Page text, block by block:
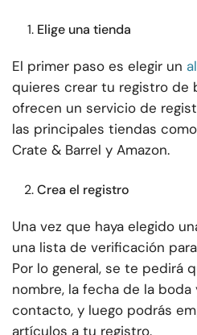
Elige una tienda
El primer paso es elegir un
quieres crear tu registro de
ofrecen un servicio de
las principales tiendas
Crate & Barrel y Amazon.
Crea el registro
Una vez que haya elegido
una lista de verificación
Por lo general, se te pedirá
nombre, la fecha de la
contacto, y luego podrás
artículos a tu registro.